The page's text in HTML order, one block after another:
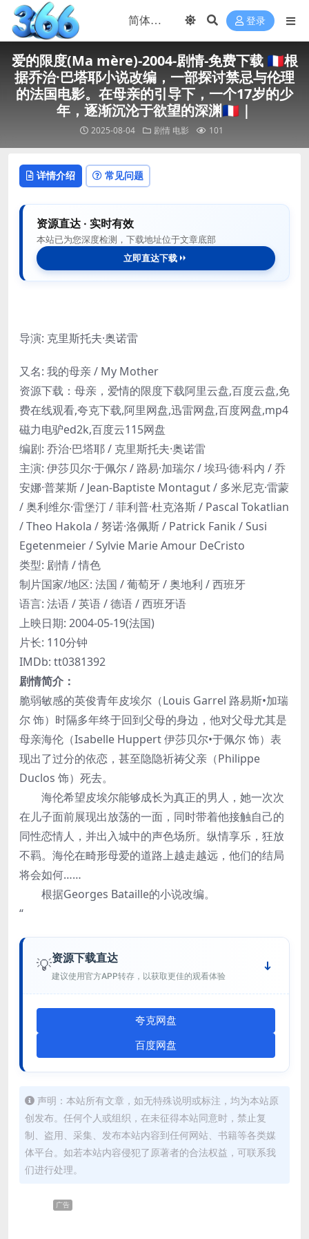
登录
爱的限度(Ma mère)-2004-剧情-免费下载 🇫🇷根
据乔治·巴塔耶小说改编，一部探讨禁忌与伦理
的法国电影。在母亲的引导下，一个17岁的少
年，逐渐沉沦于欲望的深渊🇫🇷｜
2025-08-04 剧情 电影 101
详情介绍 常见问题
资源直达 · 实时有效
本站已为您深度检测，下载地址位于文章底部
立即直达下载
导演: 克里斯托夫·奥诺雷
又名: 我的母亲 / My Mother
资源下载：母亲，爱情的限度下载阿里云盘,百度云盘,免
费在线观看,夸克下载,阿里网盘,迅雷网盘,百度网盘,mp4
磁力电驴ed2k,百度云115网盘
编剧: 乔治·巴塔耶 / 克里斯托夫·奥诺雷
主演: 伊莎贝尔·于佩尔 / 路易·加瑞尔 / 埃玛·德·科内 / 乔
安娜·普莱斯 / Jean-Baptiste Montagut / 多米尼克·雷蒙
/ 奥利维尔·雷堡汀 / 菲利普·杜克洛斯 / Pascal Tokatlian
/ Theo Hakola / 努诺·洛佩斯 / Patrick Fanik / Susi
Egetenmeier / Sylvie Marie Amour DeCristo
类型: 剧情 / 情色
制片国家/地区: 法国 / 葡萄牙 / 奥地利 / 西班牙
语言: 法语 / 英语 / 德语 / 西班牙语
上映日期: 2004-05-19(法国)
片长: 110分钟
IMDb: tt0381392
剧情简介：
脆弱敏感的英俊青年皮埃尔（Louis Garrel 路易斯•加瑞
尔 饰）时隔多年终于回到父母的身边，他对父母尤其是
母亲海伦（Isabelle Huppert 伊莎贝尔•于佩尔 饰）表
现出了过分的依恋，甚至隐隐祈祷父亲（Philippe
Duclos 饰）死去。
海伦希望皮埃尔能够成长为真正的男人，她一次次
在儿子面前展现出放荡的一面，同时带着他接触自己的
同性恋情人，并出入城中的声色场所。纵情享乐，狂放
不羁。海伦在畸形母爱的道路上越走越远，他们的结局
将会如何……
根据Georges Bataille的小说改编。
“
💡资源下载直达
建议使用官方APP转存，以获取更佳的观看体验
夸克网盘
百度网盘
声明：本站所有文章，如无特殊说明或标注，均为本站原
创发布。任何个人或组织，在未征得本站同意时，禁止复
制、盗用、采集、发布本站内容到任何网站、书籍等各类媒
体平台。如若本站内容侵犯了原著者的合法权益，可联系我
们进行处理。
广告